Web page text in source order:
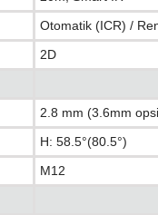
Otomatik (ICR) /
2D
2.8 mm (3.6mm
H: 58.5°(80.5°)
M12